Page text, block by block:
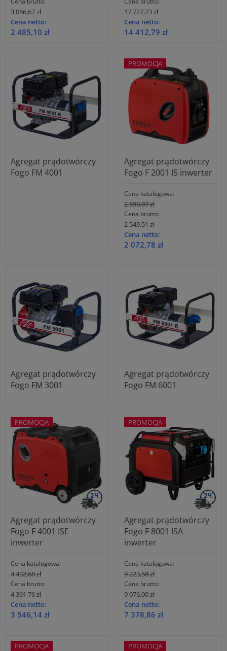
3 056,67 zł
Cena netto:
2 485,10 zł
17 727,73 zł
Cena netto:
14 412,79 zł
Agregat prądotwórczy
Fogo FM 4001
Agregat prądotwórczy
Fogo F 2001 IS inwerter
Cena katalogowa:
2 590,97 zł
Cena brutto:
2 549,51 zł
Cena netto:
2 072,78 zł
PROMOCJA
Agregat prądotwórczy
Fogo FM 3001
Agregat prądotwórczy
Fogo FM 6001
Agregat prądotwórczy
Fogo F 4001 ISE
inwerter
Cena katalogowa:
4 432,68 zł
Cena brutto:
4 361,76 zł
Cena netto:
3 546,14 zł
PROMOCJA
Agregat prądotwórczy
Fogo F 8001 ISA
inwerter
Cena katalogowa:
9 223,58 zł
Cena brutto:
9 076,00 zł
Cena netto:
7 378,86 zł
PROMOCJA
PROMOCJA PROMOCJA